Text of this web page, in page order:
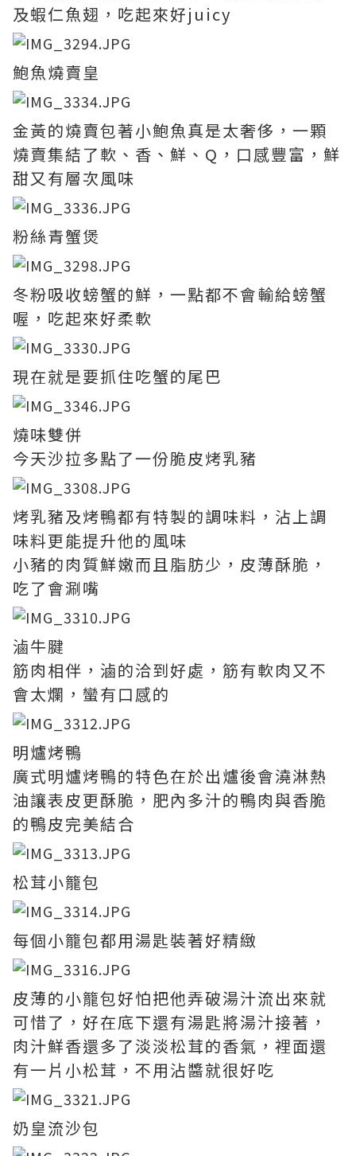
及蝦仁魚翅，吃起來好juicy
鮑魚燒賣皇
金黃的燒賣包著小鮑魚真是太奢侈，一顆
燒賣集結了軟、香、鮮、Q，口感豐富，鮮
甜又有層次風味
粉絲青蟹煲
冬粉吸收螃蟹的鮮，一點都不會輸給螃蟹
喔，吃起來好柔軟
現在就是要抓住吃蟹的尾巴
燒味雙併
今天沙拉多點了一份脆皮烤乳豬
烤乳豬及烤鴨都有特製的調味料，沾上調
味料更能提升他的風味
小豬的肉質鮮嫩而且脂肪少，皮薄酥脆，
吃了會涮嘴
滷牛腱
筋肉相伴，滷的洽到好處，筋有軟肉又不
會太爛，蠻有口感的
明爐烤鴨
廣式明爐烤鴨的特色在於出爐後會澆淋熱
油讓表皮更酥脆，肥內多汁的鴨肉與香脆
的鴨皮完美結合
松茸小籠包
每個小籠包都用湯匙裝著好精緻
皮薄的小籠包好怕把他弄破湯汁流出來就
可惜了，好在底下還有湯匙將湯汁接著，
肉汁鮮香還多了淡淡松茸的香氣，裡面還
有一片小松茸，不用沾醬就很好吃
奶皇流沙包